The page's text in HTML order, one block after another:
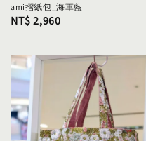
ami摺紙包_海軍藍
Regular
NT$ 2,960